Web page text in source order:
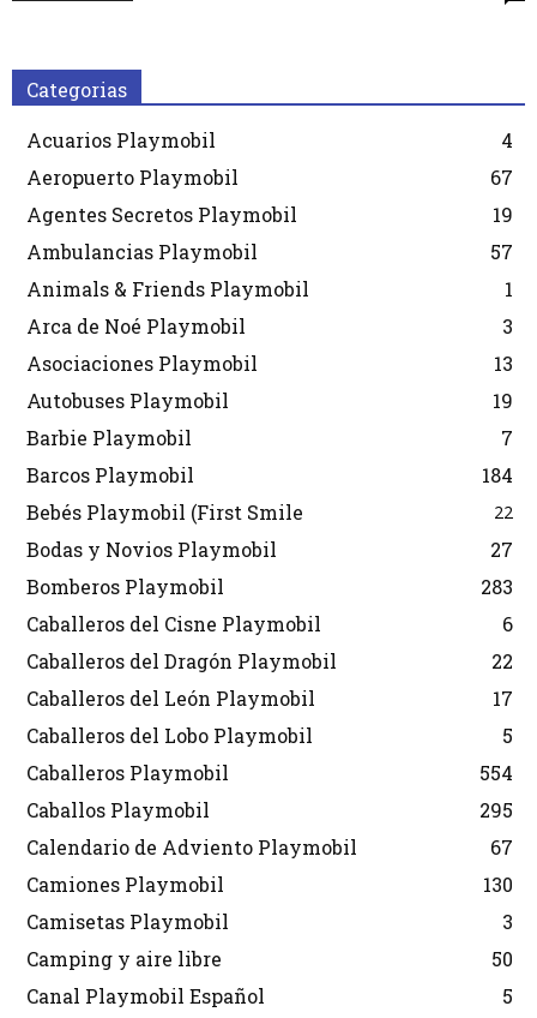
Categorias
Acuarios Playmobil
4
Aeropuerto Playmobil
67
Agentes Secretos Playmobil
19
Ambulancias Playmobil
57
Animals & Friends Playmobil
1
Arca de Noé Playmobil
3
Asociaciones Playmobil
13
Autobuses Playmobil
19
Barbie Playmobil
7
Barcos Playmobil
184
Bebés Playmobil (First Smile
22
Bodas y Novios Playmobil
27
Bomberos Playmobil
283
Caballeros del Cisne Playmobil
6
Caballeros del Dragón Playmobil
22
Caballeros del León Playmobil
17
Caballeros del Lobo Playmobil
5
Caballeros Playmobil
554
Caballos Playmobil
295
Calendario de Adviento Playmobil
67
Camiones Playmobil
130
Camisetas Playmobil
3
Camping y aire libre
50
Canal Playmobil Español
5